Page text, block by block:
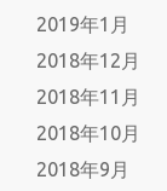
2019年1月
2018年12月
2018年11月
2018年10月
2018年9月